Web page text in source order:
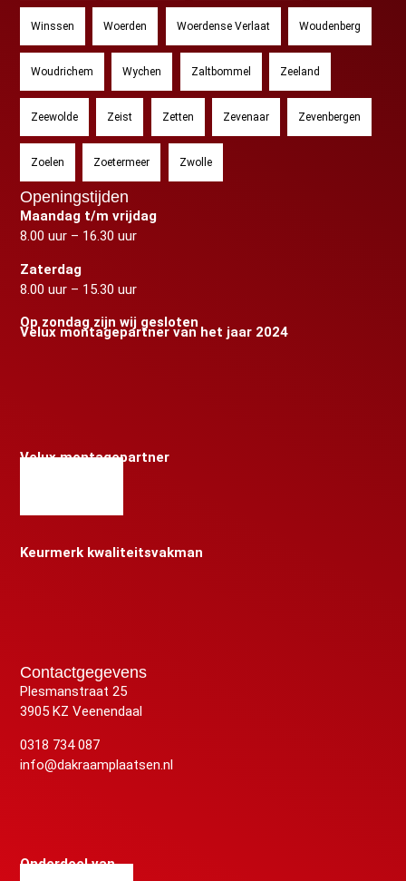
Winssen Woerden Woerdense Verlaat Woudenberg
Woudrichem Wychen Zaltbommel Zeeland
Zeewolde Zeist Zetten Zevenaar Zevenbergen
Zoelen Zoetermeer Zwolle
Openingstijden
Maandag t/m vrijdag
8.00 uur – 16.30 uur
Zaterdag
8.00 uur – 15.30 uur
Op zondag zijn wij gesloten
Velux montagepartner van het jaar 2024
Velux montagepartner
Keurmerk kwaliteitsvakman
Contactgegevens
Plesmanstraat 25
3905 KZ Veenendaal
0318 734 087
info@dakraamplaatsen.nl
Onderdeel van